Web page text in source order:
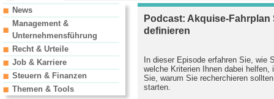
Podcast: Akquise-
definieren
In dieser Episode erfahren Sie, wie
welche Kriterien Ihnen dabei helfen,
Sie, warum Sie recherchieren
starten.
News
Management &
Unternehmensführung
Recht & Urteile
Job & Karriere
Steuern & Finanzen
Themen & Tools